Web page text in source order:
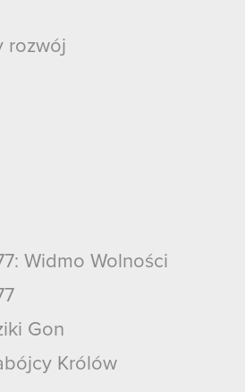
rozwój
Widmo Wolności
Gon
Królów